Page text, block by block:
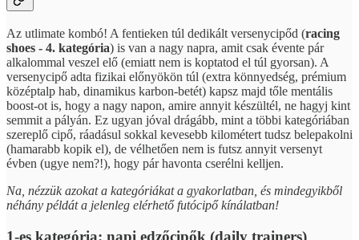
Az utlimate kombó! A fentieken túl dedikált versenycipőd (racing
shoes - 4. kategória) is van a nagy napra, amit csak évente pár
alkalommal veszel elő (emiatt nem is koptatod el túl gyorsan). A
versenycipő adta fizikai előnyökön túl (extra könnyedség, prémium
középtalp hab, dinamikus karbon-betét) kapsz majd tőle mentális
boost-ot is, hogy a nagy napon, amire annyit készültél, ne hagyj kint
semmit a pályán. Ez ugyan jóval drágább, mint a többi kategóriában
szereplő cipő, ráadásul sokkal kevesebb kilométert tudsz belepakolni
(hamarabb kopik el), de vélhetően nem is futsz annyit versenyt
évben (ugye nem?!), hogy pár havonta cserélni kelljen.
Na, nézzük azokat a kategóriákat a gyakorlatban, és mindegyikből
néhány példát a jelenleg elérhető futócipő kínálatban!
1-es kategória: napi edzőcipők (daily trainers)